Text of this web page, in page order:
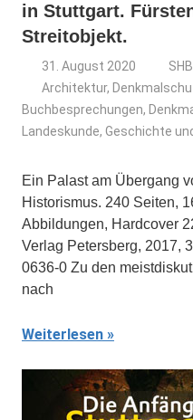
in Stuttgart.
Streitobjekt.
31. August 2020
Architektur,
Buchbesprechungen,
Landeskunde, Geschichte
Ein Palast am Übergang
Historismus. 240 Seiten,
Abbildungen, Hardcover
Verlag Petersberg, 2017,
0636-0 Zu den
nach
Weiterlesen